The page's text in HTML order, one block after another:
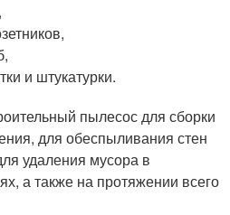
и штукатурки.
пылесос для сборки
для обеспыливания стен
удаления мусора в
а также на протяжении всего